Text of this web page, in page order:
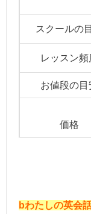
スクールの
レッスン頻
お値段の目
価格
bわたしの英会